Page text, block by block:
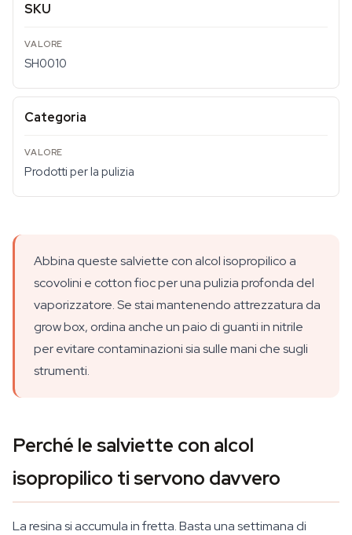
SKU
SH0010
Categoria
Prodotti per la pulizia
Abbina queste salviette con alcol isopropilico a
scovolini e cotton fioc per una pulizia profonda del
vaporizzatore. Se stai mantenendo attrezzatura da
grow box, ordina anche un paio di guanti in nitrile
per evitare contaminazioni sia sulle mani che sugli
strumenti.
Perché le salviette con alcol
isopropilico ti servono davvero
La resina si accumula in fretta. Basta una settimana di